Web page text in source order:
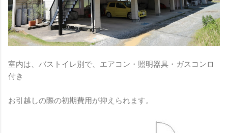
室内は、バストイレ別で、エアコン・照明器具・ガスコンロ
付き
お引越しの際の初期費用が抑えられます。